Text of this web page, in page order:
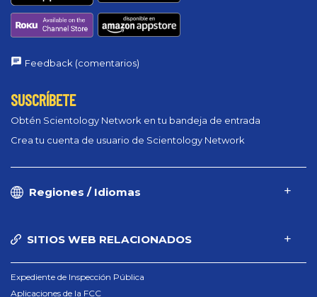
Feedback (comentarios)
SUSCRÍBETE
Obtén Scientology Network en tu bandeja de entrada
Crea tu cuenta de usuario de Scientology Network
Regiones / Idiomas
SITIOS WEB RELACIONADOS
Expediente de Inspección Pública
Aplicaciones de la FCC